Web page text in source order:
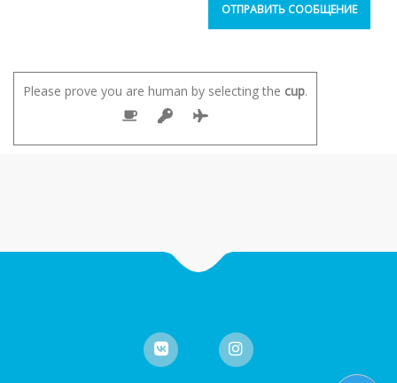
Please prove you are human by selecting the cup.